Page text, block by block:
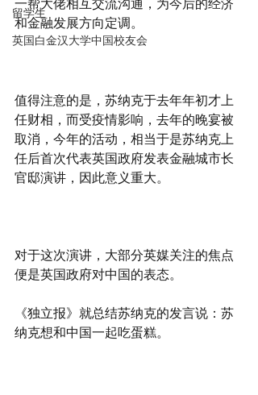
留学生
英国白金汉大学中国校友会
一帮大佬相互交流沟通，为今后的经济
和金融发展方向定调。
值得注意的是，苏纳克于去年年初才上
任财相，而受疫情影响，去年的晚宴被
取消，今年的活动，相当于是苏纳克上
任后首次代表英国政府发表金融城市长
官邸演讲，因此意义重大。
对于这次演讲，大部分英媒关注的焦点
便是英国政府对中国的表态。
《独立报》就总结苏纳克的发言说：苏
纳克想和中国一起吃蛋糕。